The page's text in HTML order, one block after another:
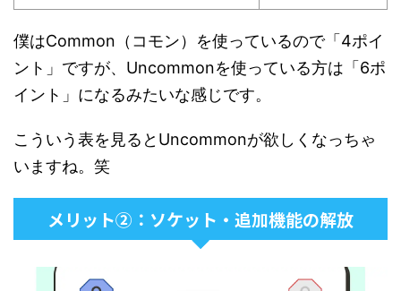
僕はCommon（コモン）を使っているので「4ポイ
ント」ですが、Uncommonを使っている方は「6ポ
イント」になるみたいな感じです。
こういう表を見るとUncommonが欲しくなっちゃ
いますね。笑
メリット②：ソケット・追加機能の解放